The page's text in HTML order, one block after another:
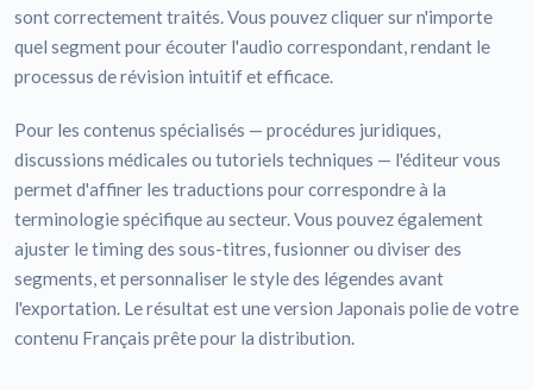
sont correctement traités. Vous pouvez cliquer sur n'importe
quel segment pour écouter l'audio correspondant, rendant le
processus de révision intuitif et efficace.
Pour les contenus spécialisés — procédures juridiques,
discussions médicales ou tutoriels techniques — l'éditeur vous
permet d'affiner les traductions pour correspondre à la
terminologie spécifique au secteur. Vous pouvez également
ajuster le timing des sous-titres, fusionner ou diviser des
segments, et personnaliser le style des légendes avant
l'exportation. Le résultat est une version Japonais polie de votre
contenu Français prête pour la distribution.